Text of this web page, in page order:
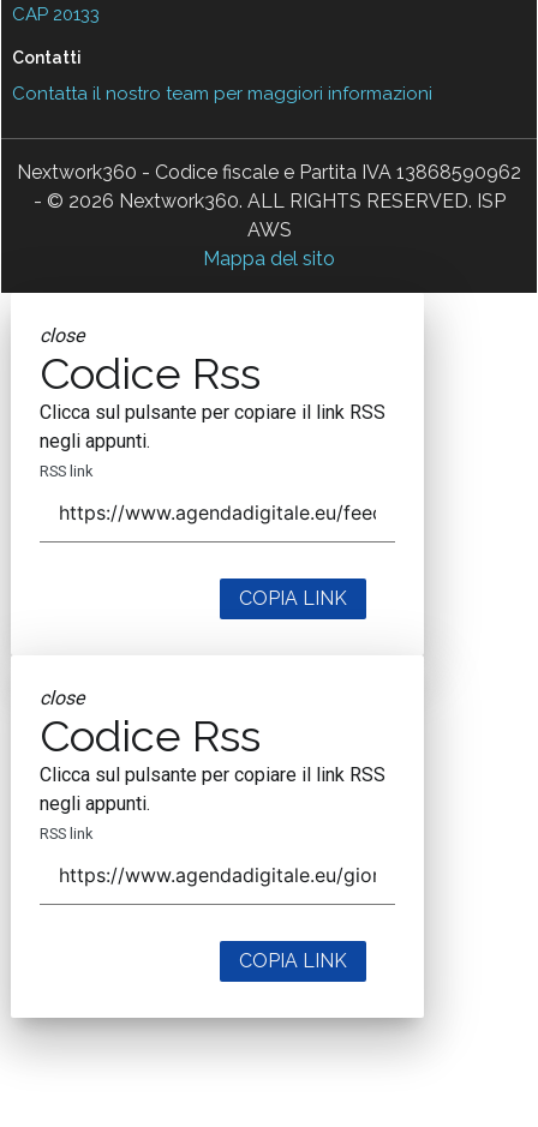
CAP 20133
Contatti
Contatta il nostro team per maggiori informazioni
Nextwork360 - Codice fiscale e Partita IVA 13868590962
- © 2026 Nextwork360. ALL RIGHTS RESERVED. ISP
AWS
Mappa del sito
close
Codice Rss
Clicca sul pulsante per copiare il link RSS
negli appunti.
RSS link
COPIA LINK
close
Codice Rss
Clicca sul pulsante per copiare il link RSS
negli appunti.
RSS link
COPIA LINK